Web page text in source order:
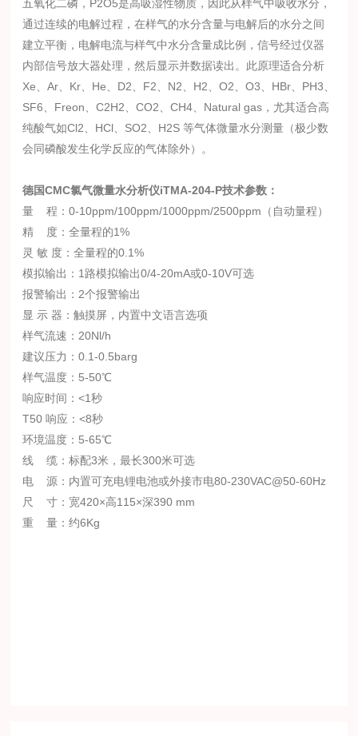
五氧化二磷，P2O5是高吸湿性物质，因此从样气中吸收水分，
通过连续的电解过程，在样气的水分含量与电解后的水分之间
建立平衡，电解电流与样气中水分含量成比例，信号经过仪器
内部信号放大器处理，然后显示并数据读出。此原理适合分析
Xe、Ar、Kr、He、D2、F2、N2、H2、O2、O3、HBr、PH3、
SF6、Freon、C2H2、CO2、CH4、Natural gas，尤其适合高
纯酸气如Cl2、HCl、SO2、H2S 等气体微量水分测量（极少数
会同磷酸发生化学反应的气体除外）。
德国CMC氯气微量水分析仪iTMA-204-P技术参数：
量 程：0-10ppm/100ppm/1000ppm/2500ppm（自动量程）
精 度：全量程的1%
灵 敏 度：全量程的0.1%
模拟输出：1路模拟输出0/4-20mA或0-10V可选
报警输出：2个报警输出
显 示 器：触摸屏，内置中文语言选项
样气流速：20Nl/h
建议压力：0.1-0.5barg
样气温度：5-50℃
响应时间：<1秒
T50 响应：<8秒
环境温度：5-65℃
线 缆：标配3米，最长300米可选
电 源：内置可充电锂电池或外接市电80-230VAC@50-60Hz
尺 寸：宽420×高115×深390 mm
重 量：约6Kg